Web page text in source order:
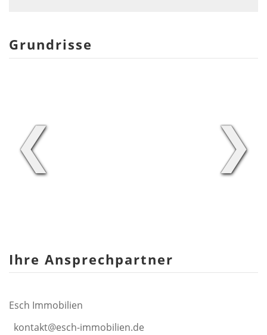
Grundrisse
❮ ❯
Ihre Ansprechpartner
Esch Immobilien
kontakt@esch-immobilien.de